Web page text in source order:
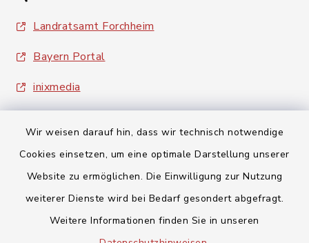
Wir weisen darauf hin, dass wir technisch notwendige
Cookies einsetzen, um eine optimale Darstellung unserer
Website zu ermöglichen. Die Einwilligung zur Nutzung
weiterer Dienste wird bei Bedarf gesondert abgefragt.
Weitere Informationen finden Sie in unseren
Landratsamt Forchheim
Bayern Portal
inixmedia
Barrierefreiheit